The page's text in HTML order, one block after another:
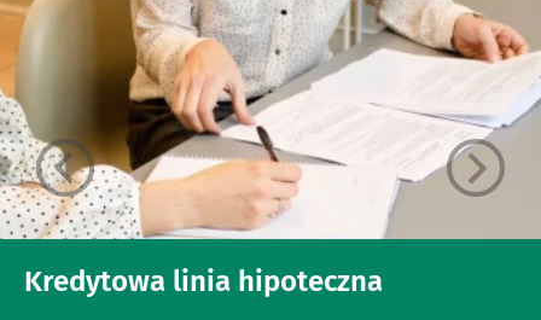
Kredytowa linia hipoteczna